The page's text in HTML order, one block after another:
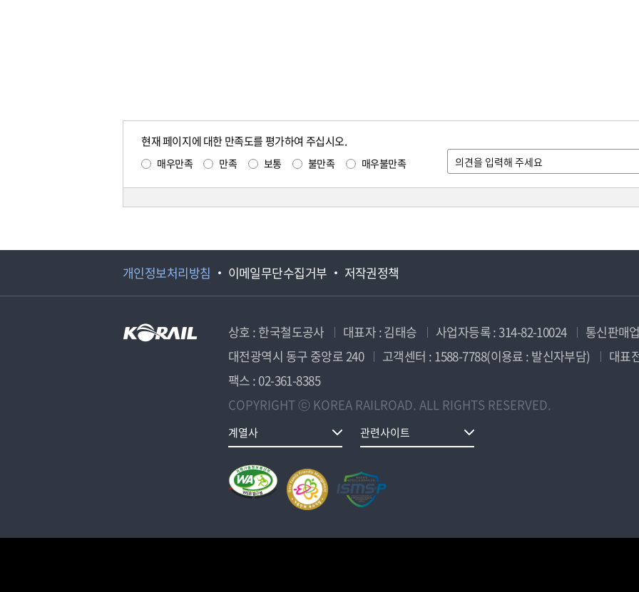
현재 페이지에 대한 만족도를 평가하여 주십시오.
매우만족 만족 보통 불만족 매우불만족
개인정보처리방침 이메일무단수집거부 저작권정책
상호 : 한국철도공사 대표자 : 김태승 사업자등록 : 314-82-10024
통신판매
대전광역시 동구 중앙로 240
고객센터 : 1588-7788(이용료 : 발신자부담)
대표
팩스 : 02-361-8385
COPYRIGHT ⓒ KOREA RAILROAD. ALL RIGHTS RESERVED.
계열사 관련사이트